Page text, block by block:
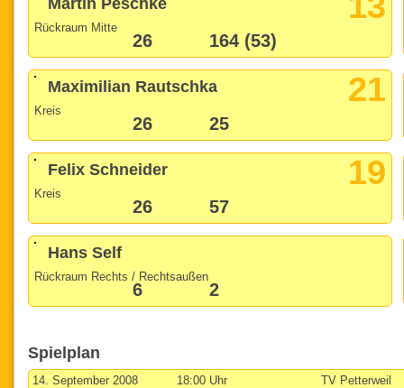
Martin Peschke
Rückraum Mitte
26 164 (53)
21
Maximilian Rautschka
Kreis
26 25
19
Felix Schneider
Kreis
26 57
Hans Self
Rückraum Rechts / Rechtsaußen
6 2
Spielplan
14. September 2008 18:00 Uhr TV Petterweil